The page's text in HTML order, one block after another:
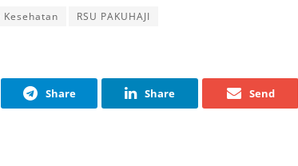
Kesehatan
RSU PAKUHAJI
Share Share Send